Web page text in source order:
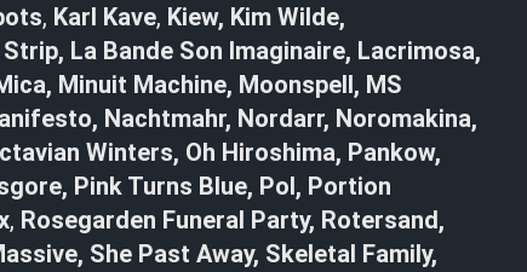
, Karl Kave, Kiew, Kim Wilde,
La Bande Son Imaginaire, Lacrimosa,
Minuit Machine, Moonspell, MS
Nachtmahr, Nordarr, Noromakina,
Winters, Oh Hiroshima, Pankow,
Pink Turns Blue, Pol, Portion
, Rosegarden Funeral Party, Rotersand,
She Past Away, Skeletal Family,